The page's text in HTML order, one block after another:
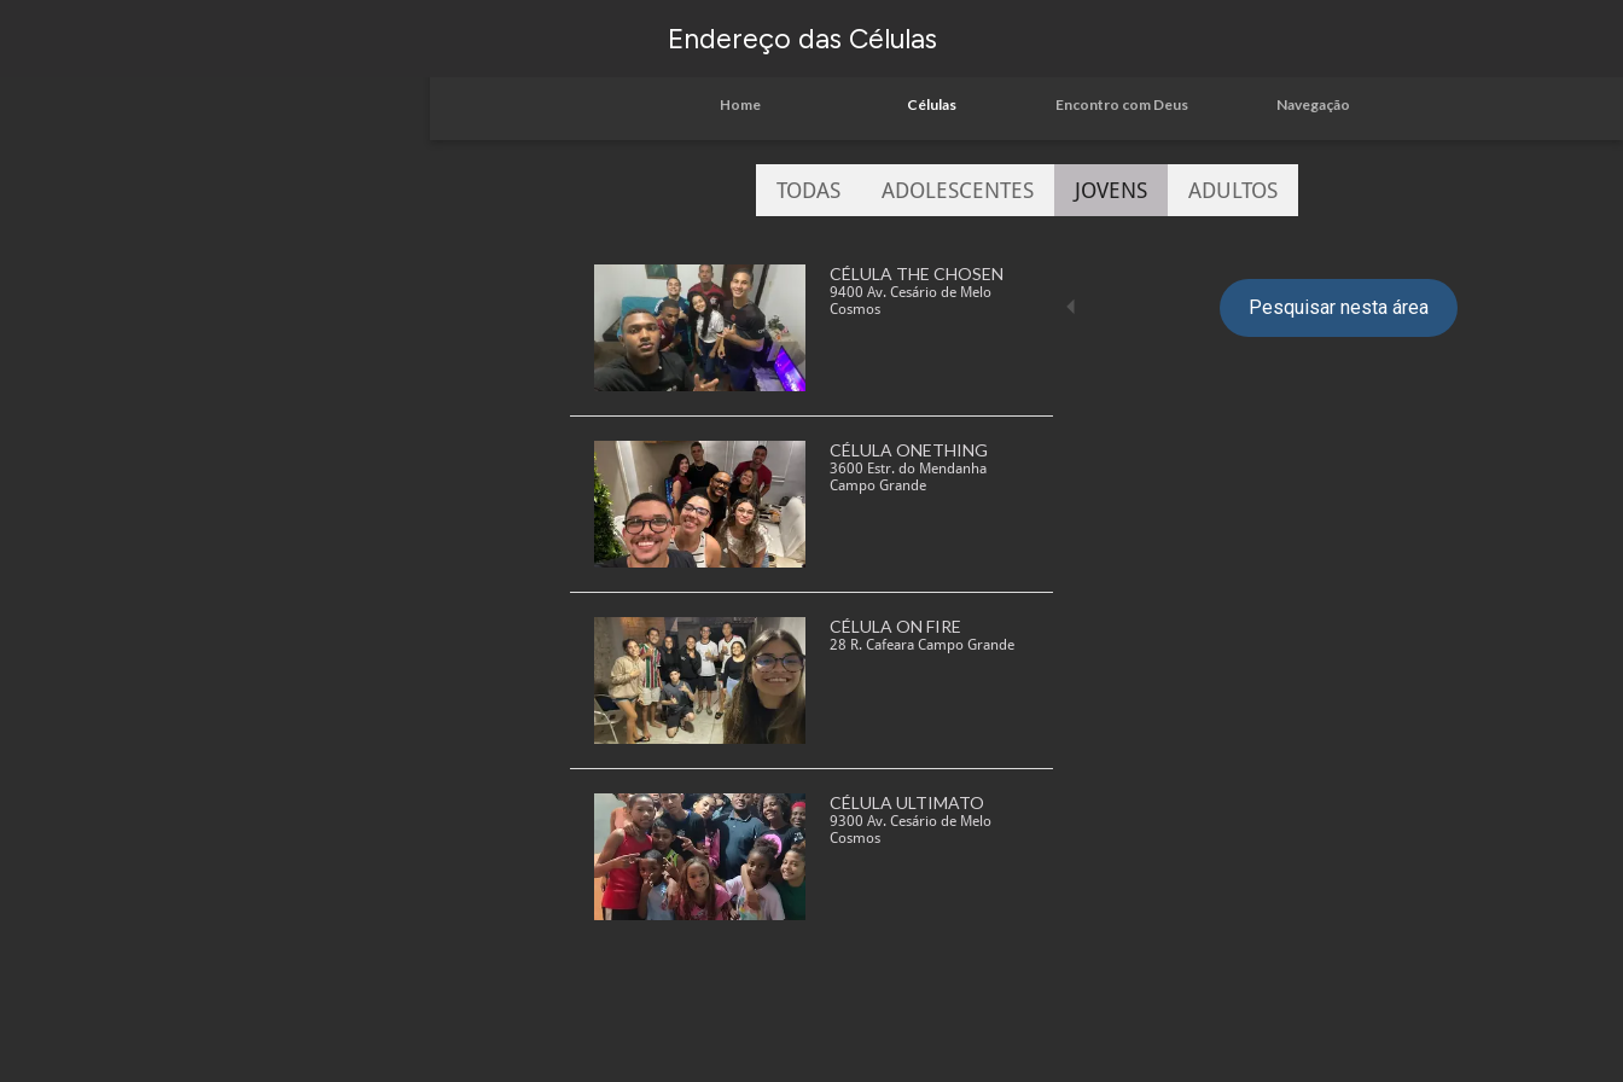
Endereço das Células
Home Células Encontro com Deus Navegação
TODAS ADOLESCENTES JOVENS ADULTOS
CÉLULA THE CHOSEN
9400 Av. Cesário de Melo
Cosmos
CÉLULA ONETHING
3600 Estr. do Mendanha
Campo Grande
CÉLULA ON FIRE
28 R. Cafeara Campo Grande
CÉLULA ULTIMATO
9300 Av. Cesário de Melo
Cosmos
Pesquisar nesta área